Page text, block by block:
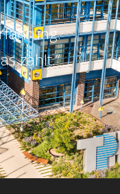
zählt.”